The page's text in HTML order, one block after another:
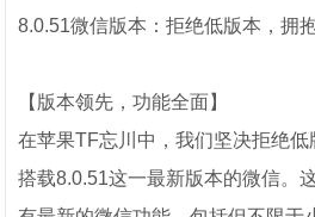
8.0.51微信版本：拒绝低版本，拥
【版本领先，功能全面】
在苹果TF忘川中，我们坚决拒绝
搭载8.0.51这一最新版本的微信。